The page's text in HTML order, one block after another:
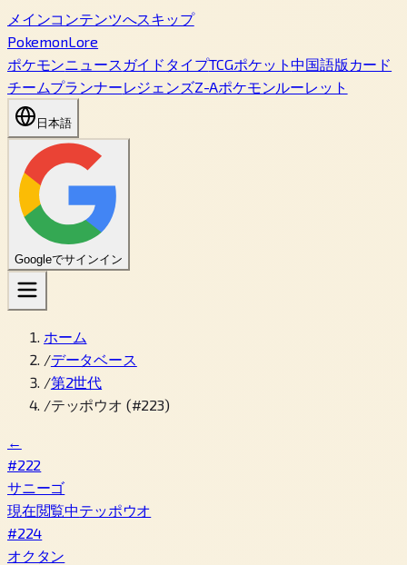
メインコンテンツへスキップ
PokemonLore
ポケモンニュース ガイド タイプTCGポケット中国語版カード
チームプランナーレジェンズZ-Aポケモンルーレット
日本語
Googleでサインイン
ホーム
/データベース
/第2世代
/テッポウオ (#223)
←
#222
サニーゴ
現在閲覧中テッポウオ
#224
オクタン